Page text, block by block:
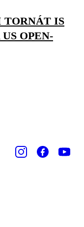
IS
OPEN-